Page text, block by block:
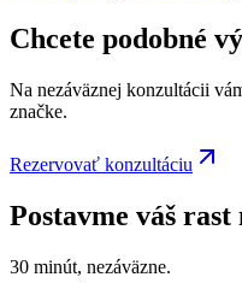
Chcete podobné
Na nezáväznej konzultácii
značke.
Rezervovať konzultáciu
Postavme váš rast
30 minút, nezáväzne.